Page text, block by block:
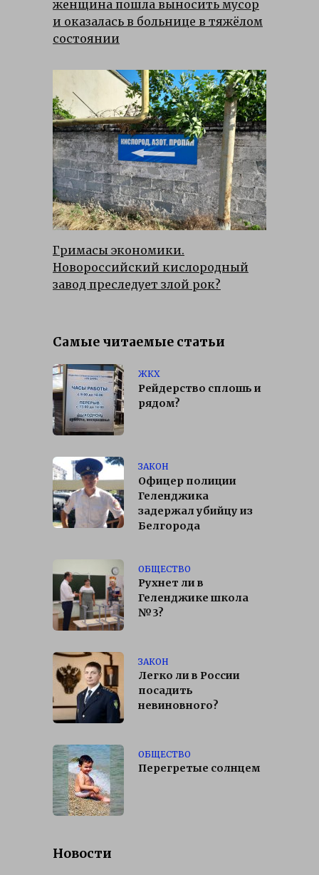
женщина пошла выносить мусор
и оказалась в больнице в тяжёлом
состоянии
Гримасы экономики.
Новороссийский кислородный
завод преследует злой рок?
Самые читаемые статьи
ЖКХ
Рейдерство сплошь и
рядом?
ЗАКОН
Офицер полиции
Геленджика
задержал убийцу из
Белгорода
ОБЩЕСТВО
Рухнет ли в
Геленджике школа
№3?
ЗАКОН
Легко ли в России
посадить
невиновного?
ОБЩЕСТВО
Перегретые солнцем
Новости